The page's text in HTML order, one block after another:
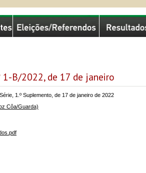
1-B/2022, de 17 de janeiro
1.º Suplemento, de 17 de janeiro de 2022
Côa/Guarda)